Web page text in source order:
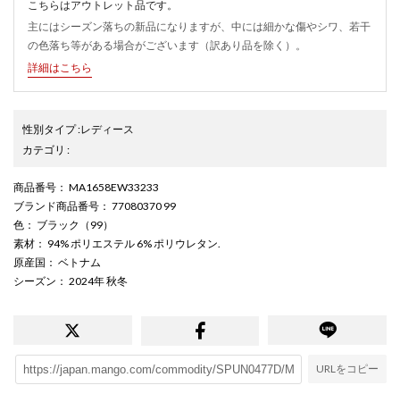
こちらはアウトレット品です。
主にはシーズン落ちの新品になりますが、中には細かな傷やシワ、若干
の色落ち等がある場合がございます（訳あり品を除く）。
詳細はこちら
性別タイプ:レディース
カテゴリ :
商品番号 ： MA1658EW33233
ブランド商品番号 ： 77080370 99
色 ： ブラック（99）
素材 ： 94% ポリエステル 6% ポリウレタン.
原産国 ： ベトナム
シーズン ： 2024年 秋冬
URLをコピー